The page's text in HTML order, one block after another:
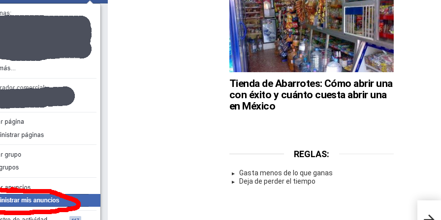
Tienda de Abarrotes: Cómo abrir una
con éxito y cuánto cuesta abrir una
en México
REGLAS:
Gasta menos de lo que ganas
Deja de perder el tiempo